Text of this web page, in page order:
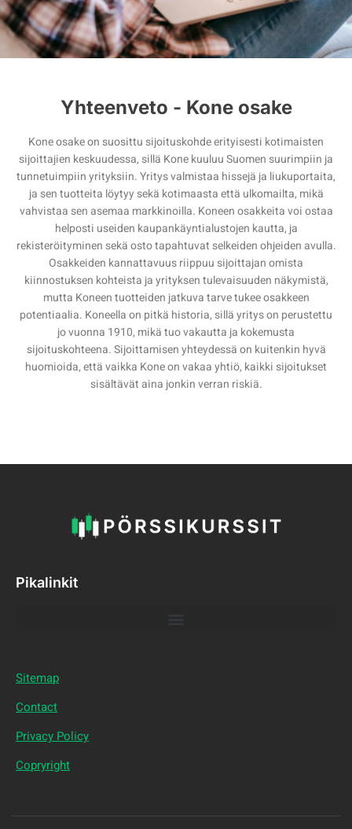
Yhteenveto - Kone osake
Kone osake on suosittu sijoituskohde erityisesti kotimaisten
sijoittajien keskuudessa, sillä Kone kuuluu Suomen suurimpiin ja
tunnetuimpiin yrityksiin. Yritys valmistaa hissejä ja liukuportaita,
ja sen tuotteita löytyy sekä kotimaasta että ulkomailta, mikä
vahvistaa sen asemaa markkinoilla. Koneen osakkeita voi ostaa
helposti useiden kaupankäyntialustojen kautta, ja
rekisteröityminen sekä osto tapahtuvat selkeiden ohjeiden avulla.
Osakkeiden kannattavuus riippuu sijoittajan omista
kiinnostuksen kohteista ja yrityksen tulevaisuuden näkymistä,
mutta Koneen tuotteiden jatkuva tarve tukee osakkeen
potentiaalia. Koneella on pitkä historia, sillä yritys on perustettu
jo vuonna 1910, mikä tuo vakautta ja kokemusta
sijoituskohteena. Sijoittamisen yhteydessä on kuitenkin hyvä
huomioida, että vaikka Kone on vakaa yhtiö, kaikki sijoitukset
sisältävät aina jonkin verran riskiä.
Pikalinkit
Sitemap
Contact
Privacy Policy
Copryright